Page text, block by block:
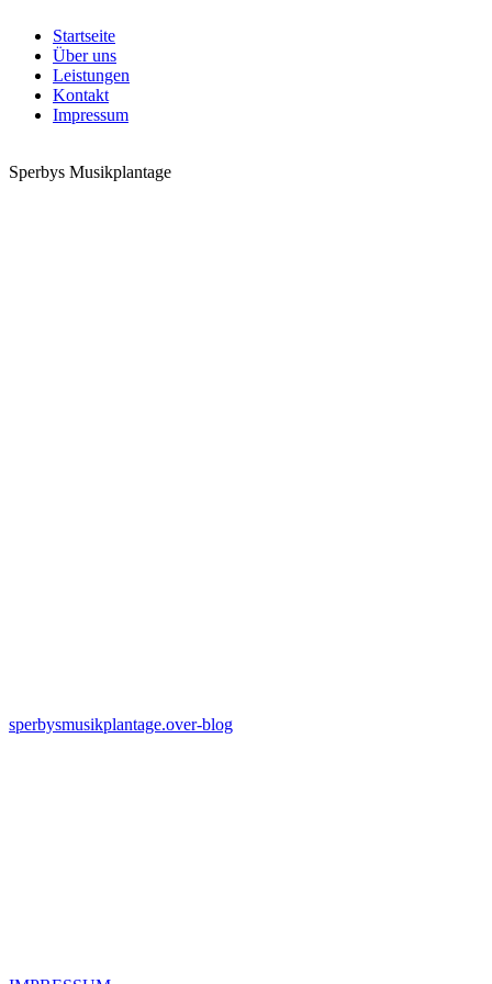
Startseite
Über uns
Leistungen
Kontakt
Impressum
Sperbys Musikplantage
sperbysmusikplantage.over-blog